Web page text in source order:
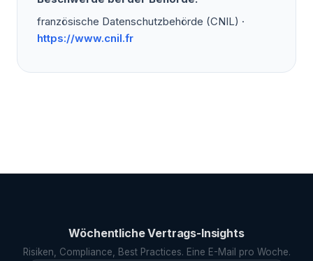
französische Datenschutzbehörde (CNIL) ·
https://www.cnil.fr
Wöchentliche Vertrags-Insights
Risiken, Compliance, Best Practices. Eine E-Mail pro Woche.